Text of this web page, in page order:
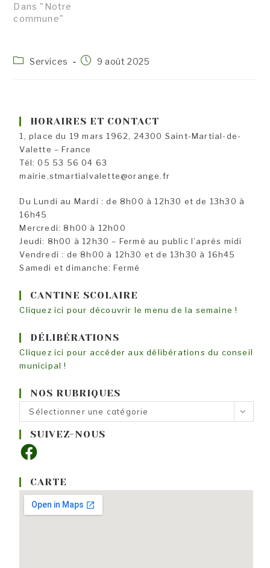
Dans "Notre
commune"
PostServices
Publication
9 août 2025
HORAIRES ET CONTACT
1, place du 19 mars 1962, 24300 Saint-Martial-de-
Valette – France
Tél: 05 53 56 04 63
mairie.stmartialvalette@orange.fr
Du Lundi au Mardi : de 8h00 à 12h30 et de 13h30 à
16h45
Mercredi: 8h00 à 12h00
Jeudi: 8h00 à 12h30 – Fermé au public l’après midi
Vendredi : de 8h00 à 12h30 et de 13h30 à 16h45
Samedi et dimanche: Fermé
CANTINE SCOLAIRE
Cliquez ici pour découvrir le menu de la semaine !
DÉLIBÉRATIONS
Cliquez ici pour accéder aux délibérations du conseil
municipal !
NOS RUBRIQUES
Nos
rubriques
Sélectionner une catégorie
SUIVEZ-NOUS
Facebook
CARTE